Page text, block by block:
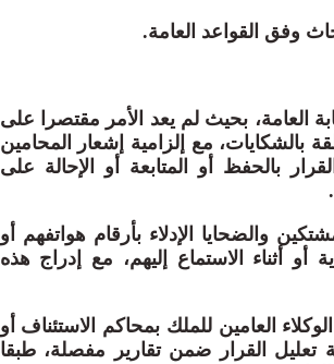
وفق القواعد العامة.
العامة، بحيث لم يعد الأمر مقتصرا على
مع إلزامية إشعار المحامين
15 يوما، سواء تعلق القرار بالحفظ أو المتابعة أو الإحالة على
والضحايا الإدلاء بأرقام هواتفهم أو
أو أثناء الاستماع إليهم، مع إدراج هذه
العامين للملك بمحاكم الاستئناف أو
تعليل القرار ضمن تقارير مفصلة، طبقا